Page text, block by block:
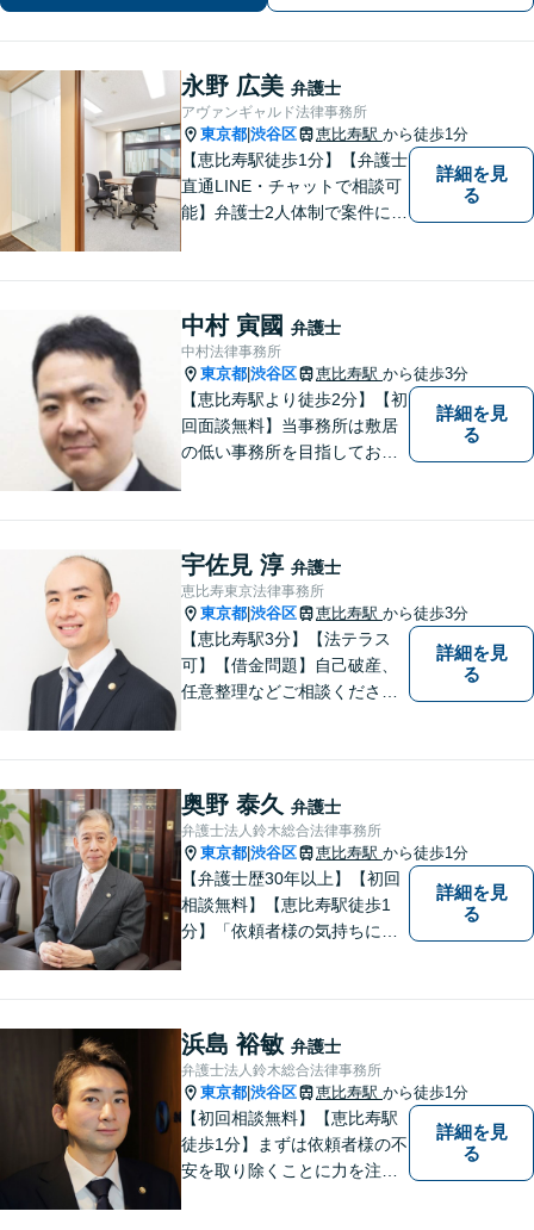
永野 広美 弁護士
アヴァンギャルド法律事務所
東京都 渋谷区 恵比寿駅 から徒歩1分
【恵比寿駅徒歩1分】【弁護士
直通LINE・チャットで相談可
能】弁護士2人体制で案件に取
最適な解決策を提案【年中無
休・早朝夜間対応可能（要予
約）】
詳細を見
る
中村 寅國 弁護士
中村法律事務所
東京都 渋谷区 恵比寿駅 から徒歩3分
【恵比寿駅より徒歩2分】【初
回面談無料】当事務所は敷居
の低い事務所を目指しており
【当日／夜間／休日対応可
能】一人で悩まず一緒に問題
を解決しましょう。お気軽に
ご相談下さい。
詳細を見
る
宇佐見 淳 弁護士
恵比寿東京法律事務所
東京都 渋谷区 恵比寿駅 から徒歩3分
【恵比寿駅3分】【法テラス
可】【借金問題】自己破産、
任意整理などご相談ください
料】ご相談者さまに寄り添っ
た解決方法をご提案します！
詳細を見
る
奥野 泰久 弁護士
弁護士法人鈴木総合法律事務所
東京都 渋谷区 恵比寿駅 から徒歩1分
【弁護士歴30年以上】【初回
相談無料】【恵比寿駅徒歩1
分】「依頼者様の気持ちにな
業法務・借金・刑事事件・労
働トラブル・離婚問題などお
悩みのことはぜひご相談下さ
い。
詳細を見
る
浜島 裕敏 弁護士
弁護士法人鈴木総合法律事務所
東京都 渋谷区 恵比寿駅 から徒歩1分
【初回相談無料】【恵比寿駅
徒歩1分】まずは依頼者様の不
安を取り除くことに力を注い
詳細を見
る